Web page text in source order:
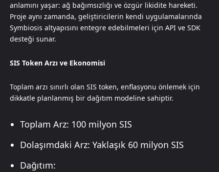
anlamını yaşar: ağ bağımsızlığı ve özgür likidite hareketi.
Proje aynı zamanda, geliştiricilerin kendi uygulamalarında
Symbiosis altyapısını entegre edebilmeleri için API ve SDK
desteği sunar.
SIS Token Arzı ve Ekonomisi
Toplam arzı sınırlı olan SIS token, enflasyonu önlemek için
dikkatle planlanmış bir dağıtım modeline sahiptir.
Toplam Arz: 100 milyon SIS
Dolaşımdaki Arz: Yaklaşık 60 milyon SIS
Dağıtım: